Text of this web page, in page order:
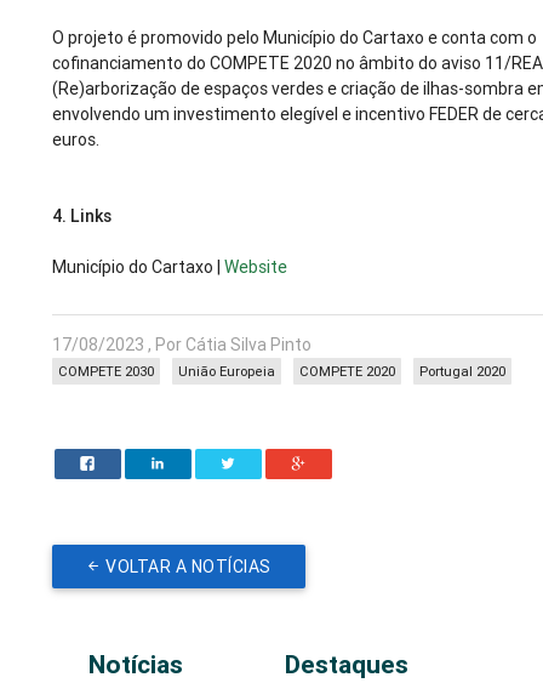
O projeto é promovido pelo Município do Cartaxo e conta com o
cofinanciamento do COMPETE 2020 no âmbito do aviso 11/
(Re)arborização de espaços verdes e criação de ilhas-sombra
envolvendo um investimento elegível e incentivo FEDER de
euros.
4. Links
Município do Cartaxo |Website
17/08/2023 , Por Cátia Silva Pinto
Portugal 2020
COMPETE 2020
União Europeia
COMPETE 2030
VOLTAR A NOTÍCIAS
Notícias Destaques